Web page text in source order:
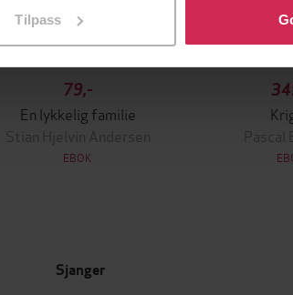
Tilpass
79,-
En lykkelig familie
Stian Hjelvin Andersen
EBOK
Pascal
Sjanger